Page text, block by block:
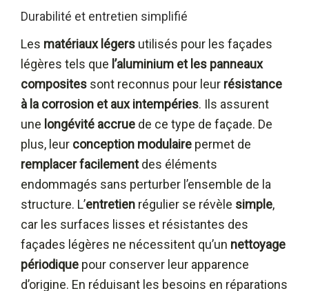
Durabilité et entretien simplifié
Les matériaux légers utilisés pour les façades
légères tels que l’aluminium et les panneaux
composites sont reconnus pour leur résistance
à la corrosion et aux intempéries. Ils assurent
une longévité accrue de ce type de façade. De
plus, leur conception modulaire permet de
remplacer facilementdes éléments
endommagés sans perturber l’ensemble de la
structure. L’entretien régulier se révèle simple,
car les surfaces lisses et résistantes des
façades légères ne nécessitent qu’un nettoyage
périodique pour conserver leur apparence
d’origine. En réduisant les besoins en réparations